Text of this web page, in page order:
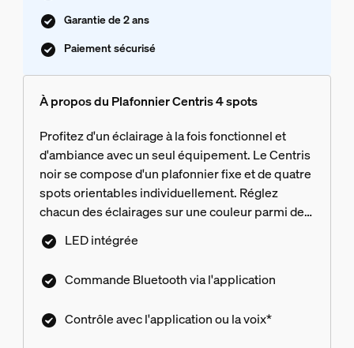
Garantie de 2 ans
Paiement sécurisé
À propos du Plafonnier Centris 4 spots
Profitez d'un éclairage à la fois fonctionnel et
d'ambiance avec un seul équipement. Le Centris
noir se compose d'un plafonnier fixe et de quatre
spots orientables individuellement. Réglez
chacun des éclairages sur une couleur parmi des
millions disponibles pour obtenir un rendu
vraiment unique.
LED intégrée
Commande Bluetooth via l'application
Contrôle avec l'application ou la voix*